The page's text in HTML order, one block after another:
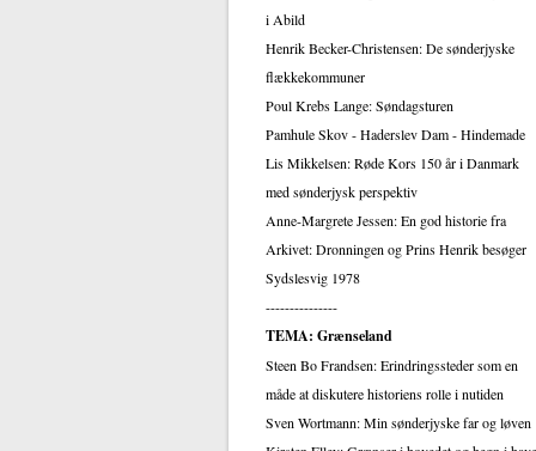
i Abild
Henrik Becker-Christensen: De sønderjyske
flækkekommuner
Poul Krebs Lange: Søndagsturen
Pamhule Skov - Haderslev Dam - Hindemade
Lis Mikkelsen: Røde Kors 150 år i Danmark
med sønderjysk perspektiv
Anne-Margrete Jessen: En god historie fra
Arkivet: Dronningen og Prins Henrik besøger
Sydslesvig 1978
---------------
TEMA: Grænseland
Steen Bo Frandsen: Erindringssteder som en
måde at diskutere historiens rolle i nutiden
Sven Wortmann: Min sønderjyske far og løven